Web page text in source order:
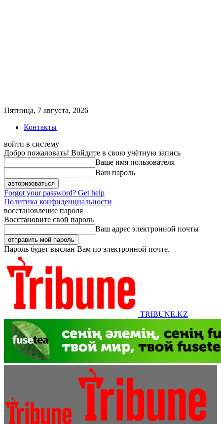
Пятница, 7 августа, 2026
Контакты
войти в систему
Добро пожаловать! Войдите в свою учётную запись
Ваше имя пользователя
Ваш пароль
Forgot your password? Get help
Политика конфиденциальности
восстановление пароля
Восстановите свой пароль
Ваш адрес электронной почты
Пароль будет выслан Вам по электронной почте.
TRIBUNE.KZ